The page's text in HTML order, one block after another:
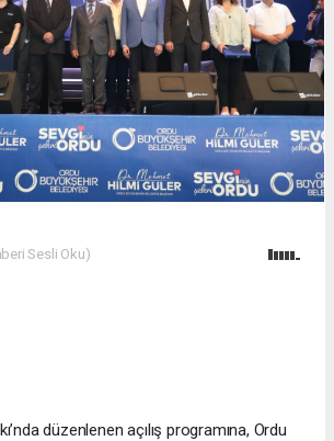
Sesli Oku)
düzenlenen açılış programına, Ordu